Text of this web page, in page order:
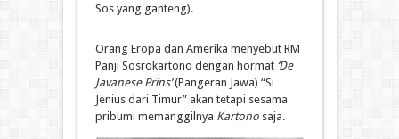
Sos yang ganteng).
Orang Eropa dan Amerika menyebut RM
Panji Sosrokartono dengan hormat ‘De
Javanese Prins’(Pangeran Jawa) “Si
Jenius dari Timur” akan tetapi sesama
pribumi memanggilnya Kartonosaja.